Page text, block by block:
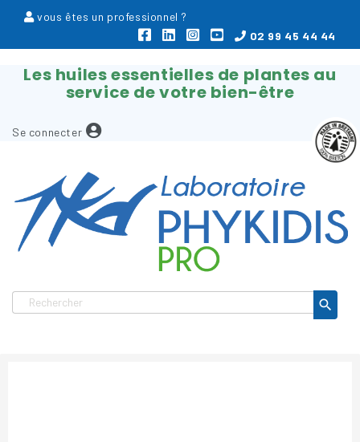
vous êtes un professionnel ?
02 99 45 44 44
Les huiles essentielles de plantes au
service de votre bien-être
